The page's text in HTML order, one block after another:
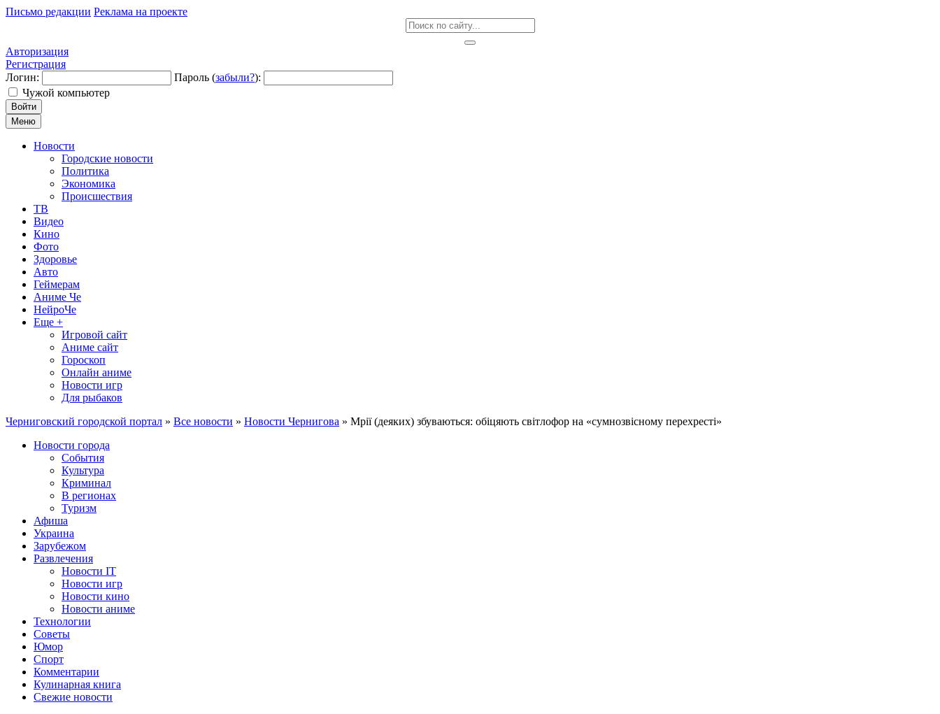
Письмо редакции Реклама на проекте
Авторизация
Регистрация
Логин:
Пароль (забыли?):
Чужой компьютер
Войти
Меню
Новости
Городские новости
Политика
Экономика
Происшествия
ТВ
Видео
Кино
Фото
Здоровье
Авто
Геймерам
Аниме Че
НейроЧе
Еще +
Игровой сайт
Аниме сайт
Гороскоп
Онлайн аниме
Новости игр
Для рыбаков
Черниговский городской портал » Все новости » Новости Чернигова » Мрії (деяких) збуваються: обіцяють світлофор на «сумнозвісному перехресті»
Новости города
События
Культура
Криминал
В регионах
Туризм
Афиша
Украина
Зарубежом
Развлечения
Новости IT
Новости игр
Новости кино
Новости аниме
Технологии
Советы
Юмор
Спорт
Комментарии
Кулинарная книга
Свежие новости